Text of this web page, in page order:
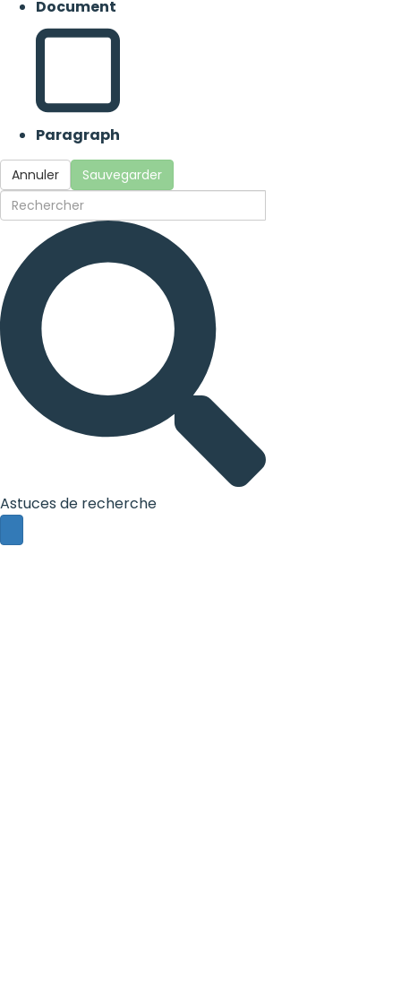
Document
Paragraph
Annuler Sauvegarder
Astuces de recherche